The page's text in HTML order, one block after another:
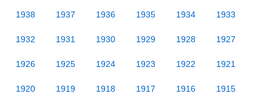
1938 1937 1936 1935 1934 1933
1932 1931 1930 1929 1928 1927
1926 1925 1924 1923 1922 1921
1920 1919 1918 1917 1916 1915